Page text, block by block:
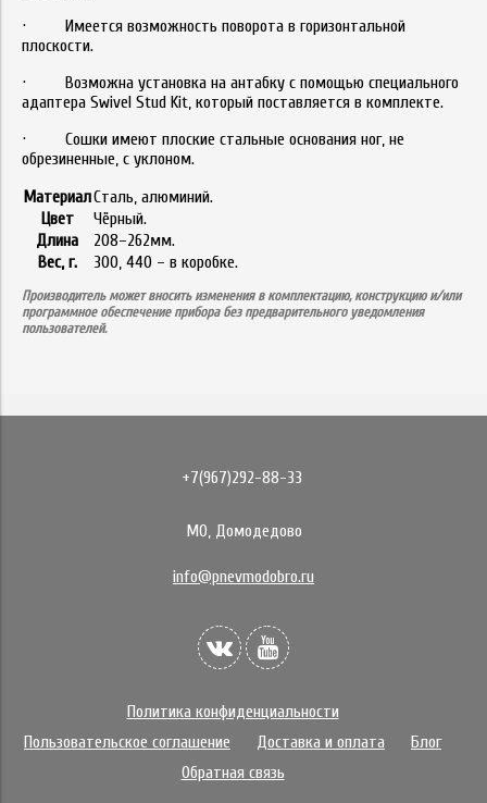
· Имеется возможность поворота в горизонтальной
плоскости.
· Возможна установка на антабку с помощью специального
адаптера Swivel Stud Kit, который поставляется в комплекте.
· Сошки имеют плоские стальные основания ног, не
обрезиненные, с уклоном.
МатериалСталь, алюминий.
Цвет
Чёрный.
Длина
208–262мм.
Вес, г.
300, 440 – в коробке.
Производитель может вносить изменения в комплектацию, конструкцию и/или
программное обеспечение прибора без предварительного уведомления
пользователей.
+7(967)292-88-33
МО, Домодедово
info@pnevmodobro.ru
Политика конфиденциальности
Пользовательское соглашение
Доставка и оплата
Блог
Обратная связь